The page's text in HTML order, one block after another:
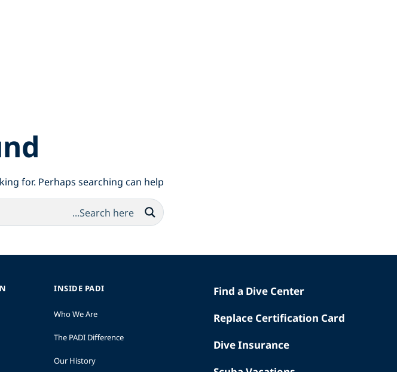
for. Perhaps searching can help.
Find a Dive Center
Replace Certification Card
Dive Insurance
INSIDE PADI
Who We Are
The PADI Difference
Our History